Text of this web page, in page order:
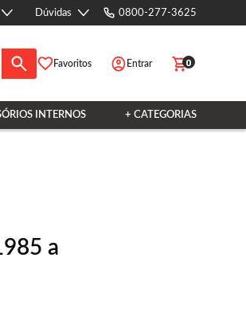
Dúvidas 0800-277-3625
Favoritos Entrar 0
INTERNOS + CATEGORIAS
a